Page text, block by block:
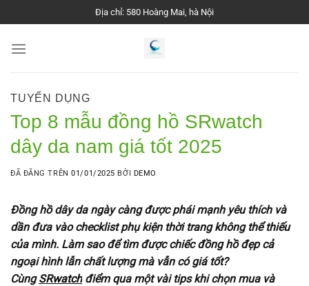
đến
nội
Địa chỉ: 580 Hoàng Mai, hà Nội
TUYỂN DỤNG
Top 8 mẫu đồng hồ SRwatch
dây da nam giá tốt 2025
ĐÃ ĐĂNG TRÊN01/01/2025 BỞI DEMO
Đồng hồ dây da ngày càng được phái mạnh yêu thích và
dần đưa vào checklist phụ kiện thời trang không thể thiếu
của mình. Làm sao để tìm được chiếc đồng hồ đẹp cả
ngoại hình lẫn chất lượng mà vẫn có giá tốt?
CùngSRwatch điểm qua một vài tips khi chọn mua và